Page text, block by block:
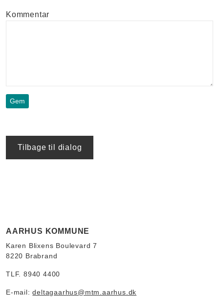
Kommentar
Tilbage til dialog
AARHUS KOMMUNE
Karen Blixens Boulevard 7
8220 Brabrand
TLF. 8940 4400
E-mail:deltagaarhus@mtm.aarhus.dk